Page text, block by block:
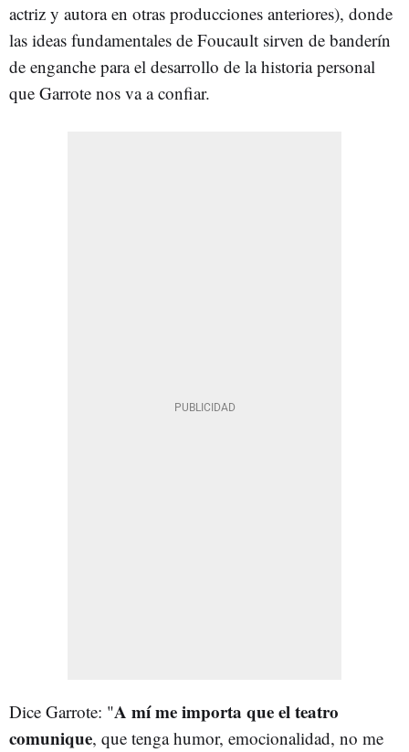
actriz y autora en otras producciones anteriores), donde
las ideas fundamentales de Foucault sirven de banderín
de enganche para el desarrollo de la historia personal
que Garrote nos va a confiar.
Dice Garrote: "A mí me importa que el teatro
comunique, que tenga humor, emocionalidad, no me